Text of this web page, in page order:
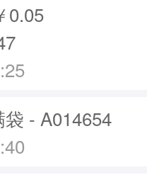
0.05
- A014654